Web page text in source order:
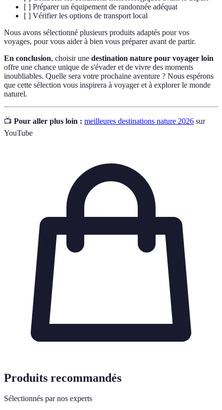
[ ] Préparer un équipement de randonnée adéquat
[ ] Vérifier les options de transport local
Nous avons sélectionné plusieurs produits adaptés pour vos
voyages, pour vous aider à bien vous préparer avant de partir.
En conclusion, choisir une destination nature pour voyager loin
offre une chance unique de s'évader et de vivre des moments
inoubliables. Quelle sera votre prochaine aventure ? Nous espérons
que cette sélection vous inspirera à voyager et à explorer le monde
naturel.
📺 Pour aller plus loin : meilleures destinations nature 2026 sur
YouTube
Produits recommandés
Sélectionnés par nos experts